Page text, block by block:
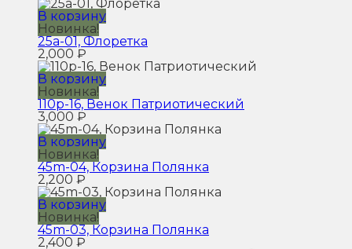
В корзину
Новинка!
25a-01, Флоретка
2,000 ₽
В корзину
Новинка!
110p-16, Венок Патриотический
3,000 ₽
В корзину
Новинка!
45m-04, Корзина Полянка
2,200 ₽
В корзину
Новинка!
45m-03, Корзина Полянка
2,400 ₽